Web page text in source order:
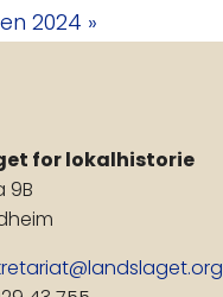
2024 »
for lokalhistorie
9B